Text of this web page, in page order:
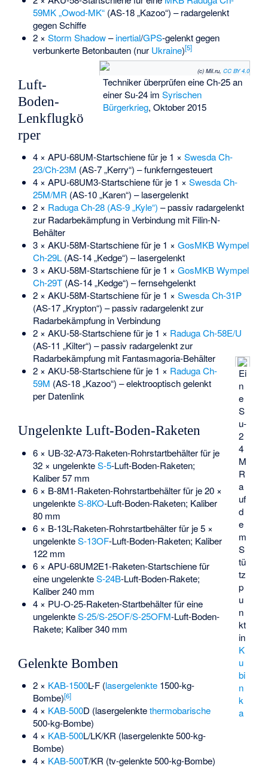
59MK „Owod-MK“(AS-18 „Kazoo“) – radargelenkt
gegen Schiffe
2 × Storm Shadow–inertial/GPS-gelenkt gegen
verbunkerte Betonbauten (nur Ukraine)[5]
(c) Mil.ru, CC BY 4.0
Techniker überprüfen eine Ch-25 an
einer Su-24 im Syrischen
Bürgerkrieg, Oktober 2015
Luft-
Boden-
Lenkflugkö
rper
4 × APU-68UM-Startschiene für je 1 × Swesda Ch-
23/Ch-23M (AS-7 „Kerry“) – funkferngesteuert
4 × APU-68UM3-Startschiene für je 1 × Swesda Ch-
25M/MR(AS-10 „Karen“) – lasergelenkt
2 × Raduga Ch-28 (AS-9 „Kyle“) – passiv radargelenkt
zur Radarbekämpfung in Verbindung mit Filin-N-
Behälter
3 × AKU-58M-Startschiene für je 1 × GosMKB Wympel
Ch-29L(AS-14 „Kedge“) – lasergelenkt
3 × AKU-58M-Startschiene für je 1 × GosMKB Wympel
Ch-29T(AS-14 „Kedge“) – fernsehgelenkt
2 × AKU-58M-Startschiene für je 1 × Swesda Ch-31P
(AS-17 „Krypton“) – passiv radargelenkt zur
Radarbekämpfung in Verbindung
2 × AKU-58-Startschiene für je 1 × Raduga Ch-58E/U
(AS-11 „Kilter“) – passiv radargelenkt zur
Radarbekämpfung mit Fantasmagoria-Behälter
Ei
n
e
S
u-
2
4
M
R
a
uf
d
e
m
S
tü
tz
p
u
n
kt
in
K
u
bi
n
k
a
2 × AKU-58-Startschiene für je 1 × Raduga Ch-
59M (AS-18 „Kazoo“) – elektrooptisch gelenkt
per Datenlink
Ungelenkte Luft-Boden-Raketen
6 × UB-32-A73-Raketen-Rohrstartbehälter für je
32 × ungelenkteS-5-Luft-Boden-Raketen;
Kaliber 57 mm
6 × B-8M1-Raketen-Rohrstartbehälter für je 20 ×
ungelenkteS-8KO-Luft-Boden-Raketen; Kaliber
80 mm
6 × B-13L-Raketen-Rohrstartbehälter für je 5 ×
ungelenkteS-13OF-Luft-Boden-Raketen; Kaliber
122 mm
6 × APU-68UM2E1-Raketen-Startschiene für
eine ungelenkteS-24B-Luft-Boden-Rakete;
Kaliber 240 mm
4 × PU-O-25-Raketen-Startbehälter für eine
ungelenkteS-25/S-25OF/S-25OFM-Luft-Boden-
Rakete; Kaliber 340 mm
Gelenkte Bomben
2 × KAB-1500L-F (lasergelenkte1500-kg-
Bombe)[6]
4 × KAB-500D (lasergelenktethermobarische
500-kg-Bombe)
4 × KAB-500L/LK/KR (lasergelenkte 500-kg-
Bombe)
4 × KAB-500T/KR (tv-gelenkte 500-kg-Bombe)